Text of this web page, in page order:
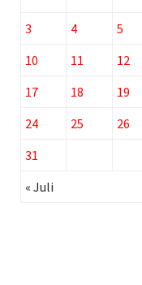
3
4 5
10
11 12
17
18 19
24
25 26
31
« Juli